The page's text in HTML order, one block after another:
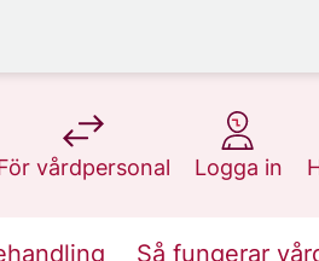
vårdpersonal
på 1177.se
Logga in
på 1177.se
Så fungerar